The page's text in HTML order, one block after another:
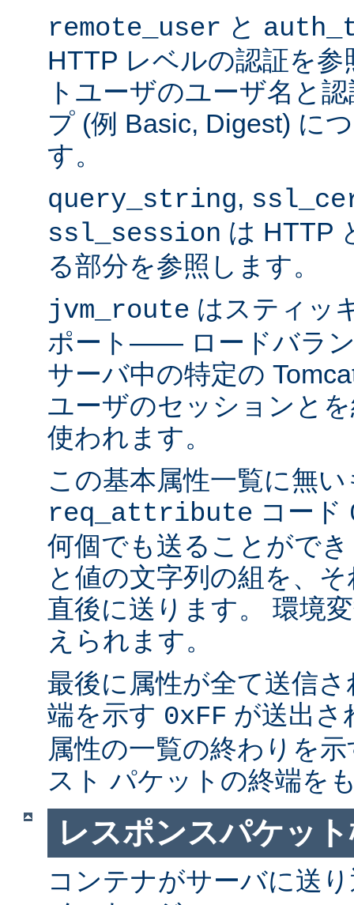
remote_user と
HTTP レベルの認証を
トユーザのユーザ名と
プ (例 Basic, Digest) に
す。
query_string,
ssl_session は HTTP
る部分を参照します。
jvm_route はスティッ
ポート―― ロードバラ
サーバ中の特定の
ユーザのセッションと
使われます。
この基本属性一覧に無
req_attribute コード
何個でも送ることがで
と値の文字列の組を、
直後に送ります。 環境
えられます。
最後に属性が全て送信
端を示す 0xFF が送出さ
属性の一覧の終わりを
スト パケットの終端を
レスポンスパケッ
コンテナがサーバに送